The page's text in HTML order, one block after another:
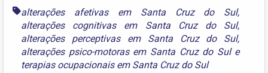
alterações afetivas em Santa Cruz do Sul,
alterações cognitivas em Santa Cruz do Sul,
alterações perceptivas em Santa Cruz do Sul,
alterações psico-motoras em Santa Cruz do Sule
terapias ocupacionais em Santa Cruz do Sul